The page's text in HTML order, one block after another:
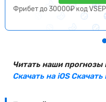
Фрибет до 30000₽ код
Читать наши
Скачать на iOSСкачать